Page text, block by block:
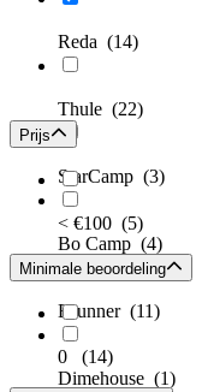
Reda (14)
Thule (22)
StarCamp (3)
Bo Camp (4)
Brunner (11)
Dimehouse (1)
Prijs
< €100 (5)
Minimale beoordeling
0 (14)